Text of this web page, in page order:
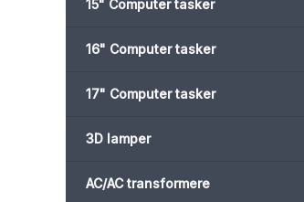
15" Computer tasker
16" Computer tasker
17" Computer tasker
3D lamper
AC/AC transformere